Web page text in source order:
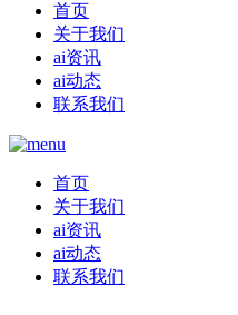
首页
关于我们
ai资讯
ai动态
联系我们
首页
关于我们
ai资讯
ai动态
联系我们